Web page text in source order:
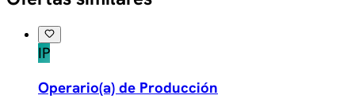
IP
Operario(a) de Producción